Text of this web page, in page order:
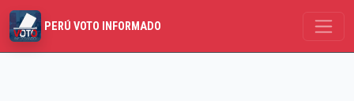
PERÚ VOTO INFORMADO